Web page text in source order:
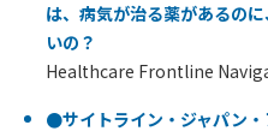
は、病気が治る薬があるの
いの？
Healthcare Frontline
●サイトライン・ジャパン